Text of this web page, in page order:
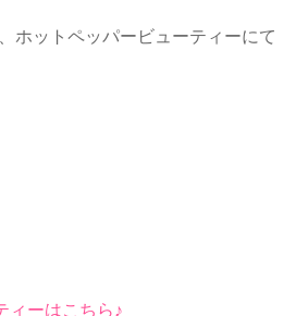
ホットペッパービューティーにて
ィーはこちら♪